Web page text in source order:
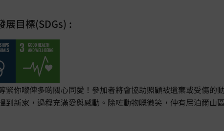
展目標(SDGs) :
緊你嚟俾多啲關心同愛！參加者將會協助照顧被遺棄或受傷的
到新家，過程充滿愛與感動。除咗動物嘅微笑，仲有尼泊爾山